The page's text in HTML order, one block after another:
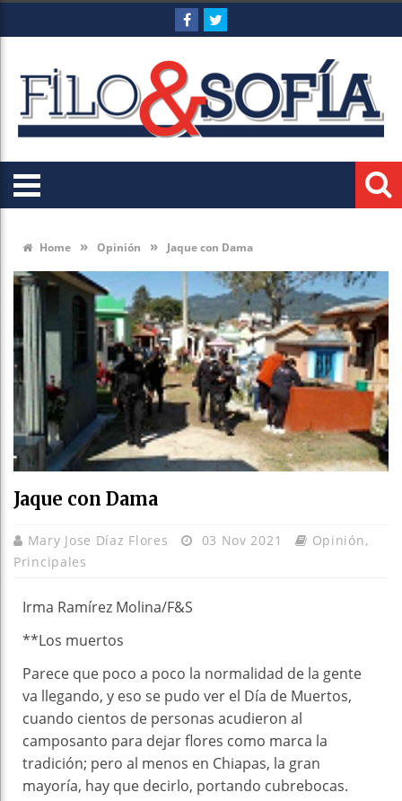
Home » Opinión » Jaque con Dama
Jaque con Dama
Mary Jose Díaz Flores 03 Nov 2021 Opinión,
Principales
Irma Ramírez Molina/F&S
**Los muertos
Parece que poco a poco la normalidad de la gente
va llegando, y eso se pudo ver el Día de Muertos,
cuando cientos de personas acudieron al
camposanto para dejar flores como marca la
tradición; pero al menos en Chiapas, la gran
mayoría, hay que decirlo, portando cubrebocas.